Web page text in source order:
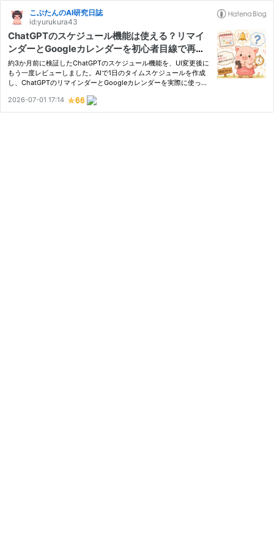
こぶたんのAI研究日誌
id:yurukura43
ChatGPTのスケジュール機能は使える？リマイ
ンダーとGoogleカレンダーを初心者目線で再検
証！
約3か月前に検証したChatGPTのスケジュール機能を、UI変更後に
もう一度レビューしました。AIで1日のタイムスケジュールを作成
し、ChatGPTのリマインダーとGoogleカレンダーを実際に使って
すめの使い分けまで、実体験をもとに分かりやすく解説します。
2026-07-01 17:14